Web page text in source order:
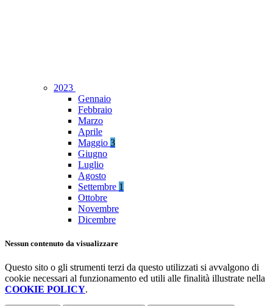
2023
Gennaio
Febbraio
Marzo
Aprile
Maggio 3
Giugno
Luglio
Agosto
Settembre 1
Ottobre
Novembre
Dicembre
Nessun contenuto da visualizzare
Questo sito o gli strumenti terzi da questo utilizzati si avvalgono di
cookie necessari al funzionamento ed utili alle finalità illustrate nella
COOKIE POLICY.